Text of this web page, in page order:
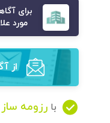
برای
مورد
از
با رزومه ساز